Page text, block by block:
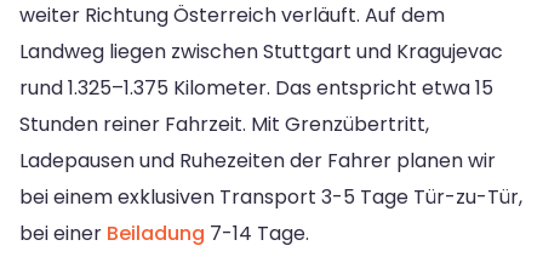
weiter Richtung Österreich verläuft. Auf dem
Landweg liegen zwischen Stuttgart und Kragujevac
rund 1.325–1.375 Kilometer. Das entspricht etwa 15
Stunden reiner Fahrzeit. Mit Grenzübertritt,
Ladepausen und Ruhezeiten der Fahrer planen wir
bei einem exklusiven Transport 3-5 Tage Tür-zu-Tür,
bei einer Beiladung 7-14 Tage.